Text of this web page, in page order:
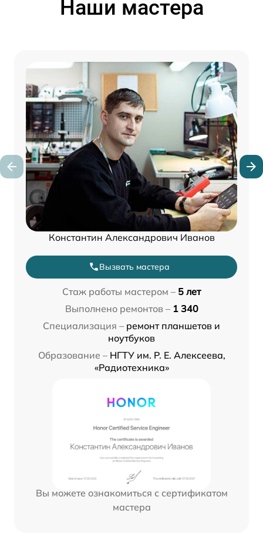
Наши мастера
Константин Александрович Иванов
Вызвать мастера
Стаж работы мастером – 5 лет
Выполнено ремонтов – 1 340
Специализация – ремонт планшетов и
ноутбуков
Образование – НГТУ им. Р. Е. Алексеева,
«Радиотехника»
Вы можете ознакомиться с сертификатом
мастера